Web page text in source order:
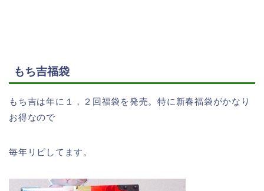
もち吉福袋
もち吉は年に１，２回福袋を発売。特に新春福袋がかなり
お得なので
毎年リピしてます。